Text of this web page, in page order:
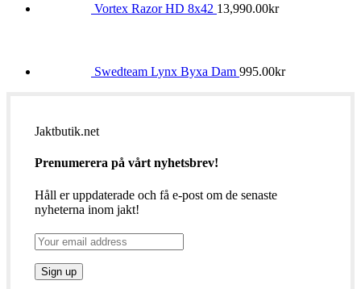
Vortex Razor HD 8x42 13,990.00kr
Swedteam Lynx Byxa Dam 995.00kr
Jaktbutik.net
Prenumerera på vårt nyhetsbrev!
Håll er uppdaterade och få e-post om de senaste
nyheterna inom jakt!